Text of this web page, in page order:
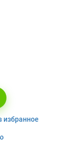
избранное